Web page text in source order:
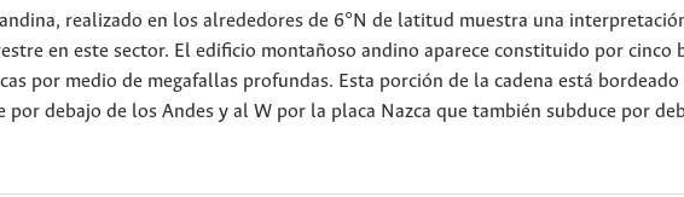
realizado en los alrededores de 6°N de latitud muestra una
en este sector. El edificio montañoso andino aparece constituido por cinco
por medio de megafallas profundas. Esta porción de la cadena está
por debajo de los Andes y al W por la placa Nazca que también subduce por